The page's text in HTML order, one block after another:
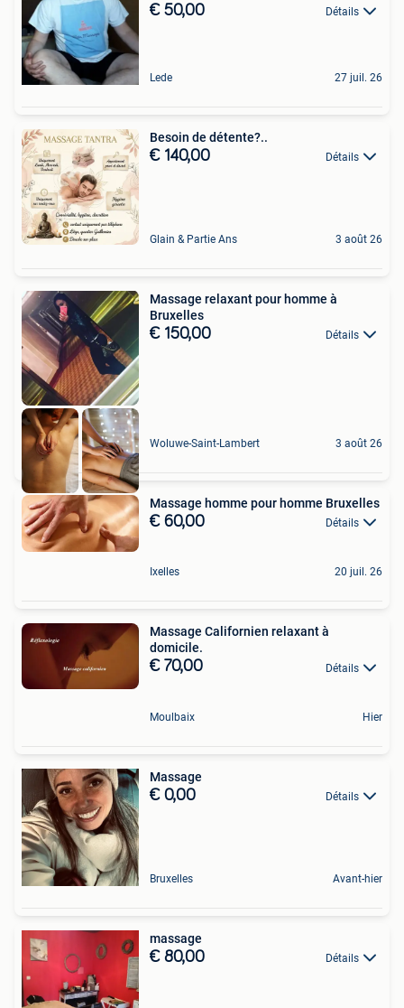
€ 50,00 Détails
Lede 27 juil. 26
Besoin de détente?..
€ 140,00 Détails
Glain & Partie Ans 3 août 26
Massage relaxant pour homme à
Bruxelles
€ 150,00 Détails
Woluwe-Saint-Lambert 3 août 26
Massage homme pour homme Bruxelles
€ 60,00 Détails
Ixelles 20 juil. 26
Massage Californien relaxant à
domicile.
€ 70,00 Détails
Moulbaix Hier
Massage
€ 0,00 Détails
Bruxelles Avant-hier
massage
€ 80,00 Détails